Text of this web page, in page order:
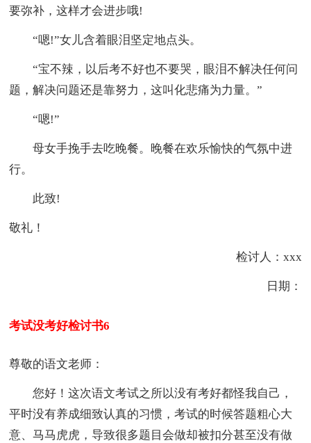
要弥补，这样才会进步哦!
“嗯!”女儿含着眼泪坚定地点头。
“宝不辣，以后考不好也不要哭，眼泪不解决任何问
题，解决问题还是靠努力，这叫化悲痛为力量。”
“嗯!”
母女手挽手去吃晚餐。晚餐在欢乐愉快的气氛中进
行。
此致!
敬礼！
检讨人：xxx
日期：
考试没考好检讨书6
尊敬的语文老师：
您好！这次语文考试之所以没有考好都怪我自己，
平时没有养成细致认真的习惯，考试的时候答题粗心大
意、马马虎虎，导致很多题目会做却被扣分甚至没有做